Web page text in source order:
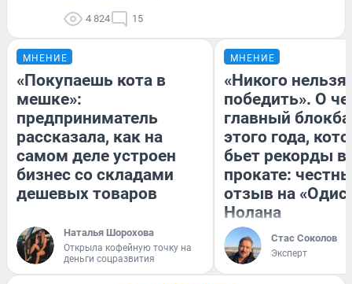
4 824 15
МНЕНИЕ
«Покупаешь кота в
мешке»:
предприниматель
рассказала, как на
самом деле устроен
бизнес со складами
дешевых товаров
Наталья Шорохова
Открыла кофейную точку на
деньги соцразвития
МНЕНИЕ
«Никого нельзя
победить». О
главный
этого года,
бьет рекорды в
прокате:
отзыв на
Нолана
Стас Соколов
Эксперт